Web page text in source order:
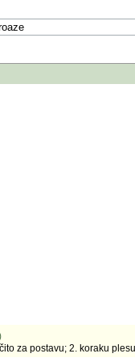
za postavu; 2. koraku